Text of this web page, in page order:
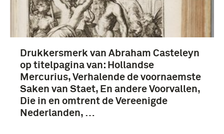
Drukkersmerk van Abraham Casteleyn
op titelpagina van: Hollandse
Mercurius, Verhalende de voornaemste
Saken van Staet, En andere Voorvallen,
Die in en omtrent de Vereenigde
Nederlanden, …